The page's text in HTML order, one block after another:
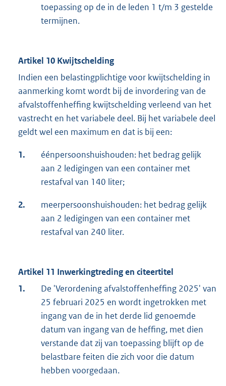
toepassing op de in de leden 1 t/m 3 gestelde
termijnen.
Artikel 10 Kwijtschelding
Indien een belastingplichtige voor kwijtschelding in
aanmerking komt wordt bij de invordering van de
afvalstoffenheffing kwijtschelding verleend van het
vastrecht en het variabele deel. Bij het variabele deel
geldt wel een maximum en dat is bij een:
1.
éénpersoonshuishouden: het bedrag gelijk
aan 2 ledigingen van een container met
restafval van 140 liter;
2.
meerpersoonshuishouden: het bedrag gelijk
aan 2 ledigingen van een container met
restafval van 240 liter.
Artikel 11 Inwerkingtreding en citeertitel
1.
De 'Verordening afvalstoffenheffing 2025' van
25 februari 2025 en wordt ingetrokken met
ingang van de in het derde lid genoemde
datum van ingang van de heffing, met dien
verstande dat zij van toepassing blijft op de
belastbare feiten die zich voor die datum
hebben voorgedaan.